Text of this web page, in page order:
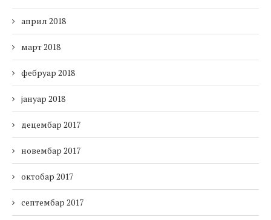
април 2018
март 2018
фебруар 2018
јануар 2018
децембар 2017
новембар 2017
октобар 2017
септембар 2017